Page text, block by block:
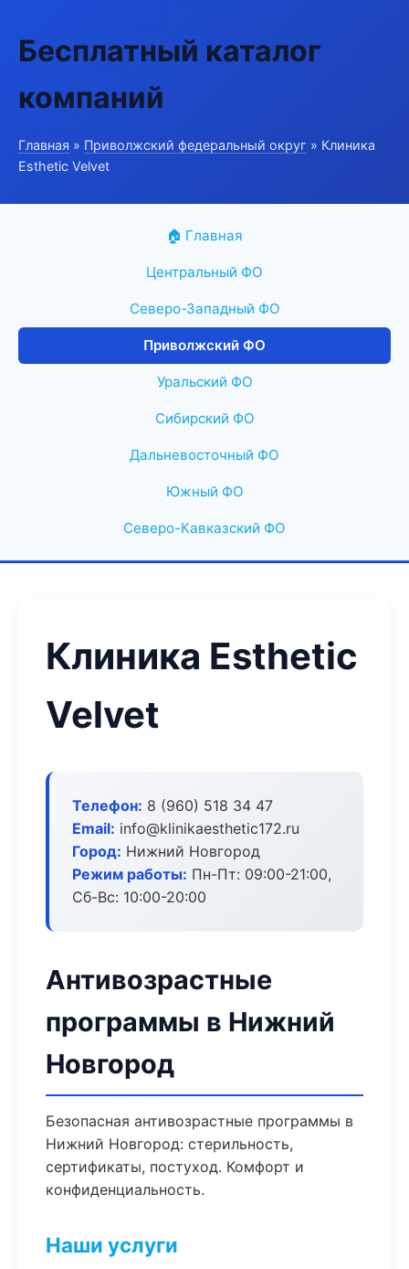
Бесплатный каталог
компаний
Главная » Приволжский федеральный округ » Клиника
Esthetic Velvet
🏠 Главная
Центральный ФО
Северо-Западный ФО
Приволжский ФО
Уральский ФО
Сибирский ФО
Дальневосточный ФО
Южный ФО
Северо-Кавказский ФО
Клиника Esthetic
Velvet
Телефон: 8 (960) 518 34 47
Email: info@klinikaesthetic172.ru
Город: Нижний Новгород
Режим работы: Пн-Пт: 09:00-21:00,
Сб-Вс: 10:00-20:00
Антивозрастные
программы в Нижний
Новгород
Безопасная антивозрастные программы в
Нижний Новгород: стерильность,
сертификаты, постуход. Комфорт и
конфиденциальность.
Наши услуги